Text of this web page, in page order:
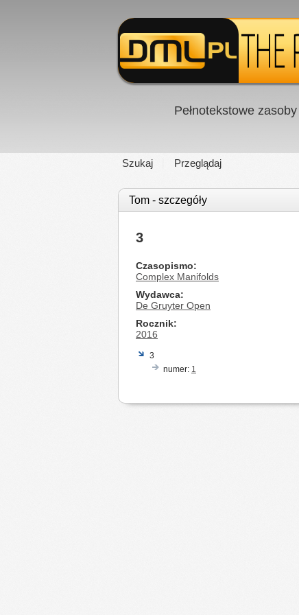
Pełnotekstowe
Szukaj Przeglądaj
Tom - szczegóły
3
Czasopismo
Complex Manifolds
Wydawca
De Gruyter Open
Rocznik
2016
3
numer: 1